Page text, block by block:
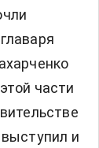
части
и